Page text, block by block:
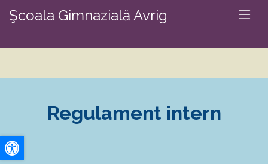
Şcoala Gimnazială Avrig
A+
Regulament intern